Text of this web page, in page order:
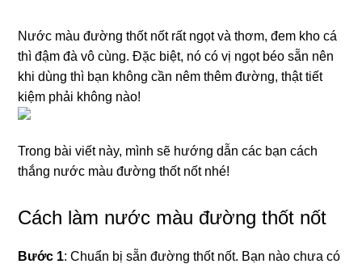
Nước màu đường thốt nốt rất ngọt và thơm, đem kho cá
thì đậm đà vô cùng. Đặc biệt, nó có vị ngọt béo sẵn nên
khi dùng thì bạn không cần nêm thêm đường, thật tiết
kiệm phải không nào!
Trong bài viết này, mình sẽ hướng dẫn các bạn cách
thắng nước màu đường thốt nốt nhé!
Cách làm nước màu đường thốt nốt
Bước 1: Chuẩn bị sẵn đường thốt nốt. Bạn nào chưa có